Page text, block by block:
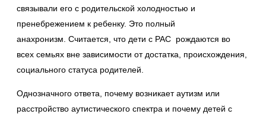
связывали его с родительской холодностью и
пренебрежением к ребенку. Это полный
анахронизм. Считается, что дети с РАС рождаются во
всех семьях вне зависимости от достатка, происхождения,
социального статуса родителей.
Однозначного ответа, почему возникает аутизм или
расстройство аутистического спектра и почему детей с